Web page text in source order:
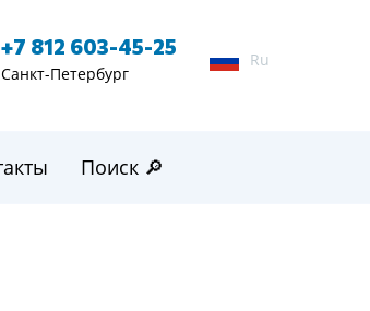
+7 812 603-45-25
Санкт-Петербург
Ru
Поиск 🔎